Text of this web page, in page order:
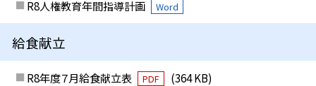
R8人権教育年間指導計画 Word
給食献立
R8年度７月給食献立表 PDF
(364 KB)